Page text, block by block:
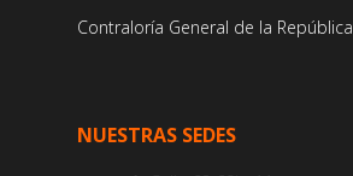
Contraloría General de la República
NUESTRAS SEDES